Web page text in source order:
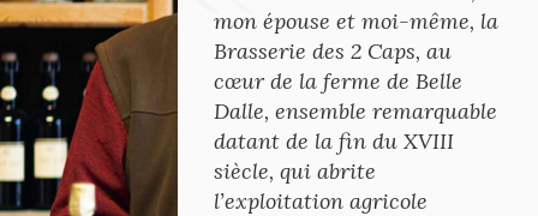
mon épouse et moi-même, la
Brasserie des 2 Caps, au
cœur de la ferme de Belle
Dalle, ensemble remarquable
datant de la fin du XVIII
siècle, qui abrite
l’exploitation agricole